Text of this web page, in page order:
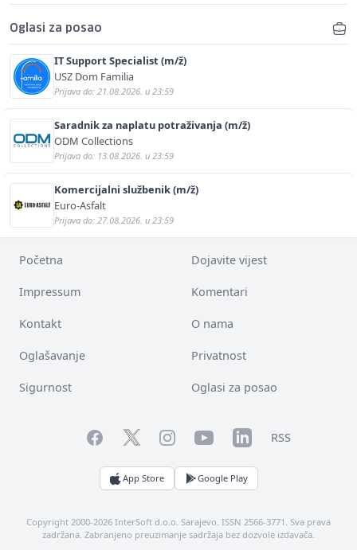
Oglasi za posao
IT Support Specialist (m/ž)
USZ Dom Familia
Prijava do: 21.08.2026. u 23:59
Saradnik za naplatu potraživanja (m/ž)
ODM Collections
Prijava do: 13.08.2026. u 23:59
Komercijalni službenik (m/ž)
Euro-Asfalt
Prijava do: 27.08.2026. u 23:59
Početna Dojavite vijest
Impressum Komentari
Kontakt O nama
Oglašavanje Privatnost
Sigurnost Oglasi za posao
FacebookTwitterInstagramYouTubeLinkedInRSS
App Store Google Play
Copyright 2000-2026 InterSoft d.o.o. Sarajevo. ISSN 2566-3771. Sva prava
zadržana. Zabranjeno preuzimanje sadržaja bez dozvole izdavača.